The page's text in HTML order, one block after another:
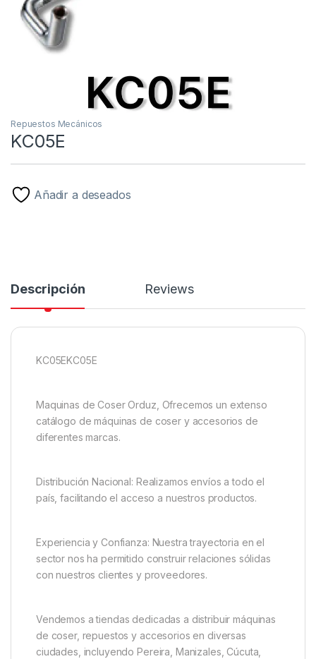
Repuestos Mecánicos
KC05E
Añadir a deseados
Descripción Reviews
KC05EKC05E
Maquinas de Coser Orduz, Ofrecemos un extenso
catálogo de máquinas de coser y accesorios de
diferentes marcas.
Distribución Nacional: Realizamos envíos a todo el
país, facilitando el acceso a nuestros productos.
Experiencia y Confianza: Nuestra trayectoria en el
sector nos ha permitido construir relaciones sólidas
con nuestros clientes y proveedores.
Vendemos a tiendas dedicadas a distribuir máquinas
de coser, repuestos y accesorios en diversas
ciudades, incluyendo Pereira, Manizales, Cúcuta,